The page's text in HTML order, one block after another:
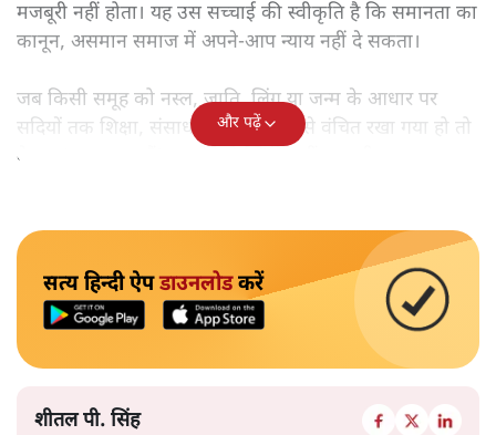
मजबूरी नहीं होता। यह उस सच्चाई की स्वीकृति है कि समानता का
कानून, असमान समाज में अपने-आप न्याय नहीं दे सकता।
जब किसी समूह को नस्ल, जाति, लिंग या जन्म के आधार पर
सदियों तक शिक्षा, संसाधनों और सम्मान से वंचित रखा गया हो तो
केवल ‘सब बराबर हैं’ कह देने से स्थिति नहीं बदलती।
और पढ़ें
सत्य हिन्दी ऐपडाउनलोडकरें
शीतल पी. सिंह